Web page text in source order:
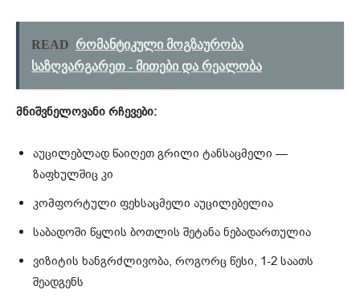
READ რომანტიკული მოგზაურობა
საზღვარგარეთ - მითები და რეალობა
მნიშვნელოვანი რჩევები:
აუცილებლად წაიღეთ გრილი ტანსაცმელი —
ზაფხულშიც კი
კომფორტული ფეხსაცმელი აუცილებელია
საბადოში წყლის ბოთლის შეტანა ნებადართულია
ვიზიტის ხანგრძლივობა, როგორც წესი, 1-2 საათს
შეადგენს